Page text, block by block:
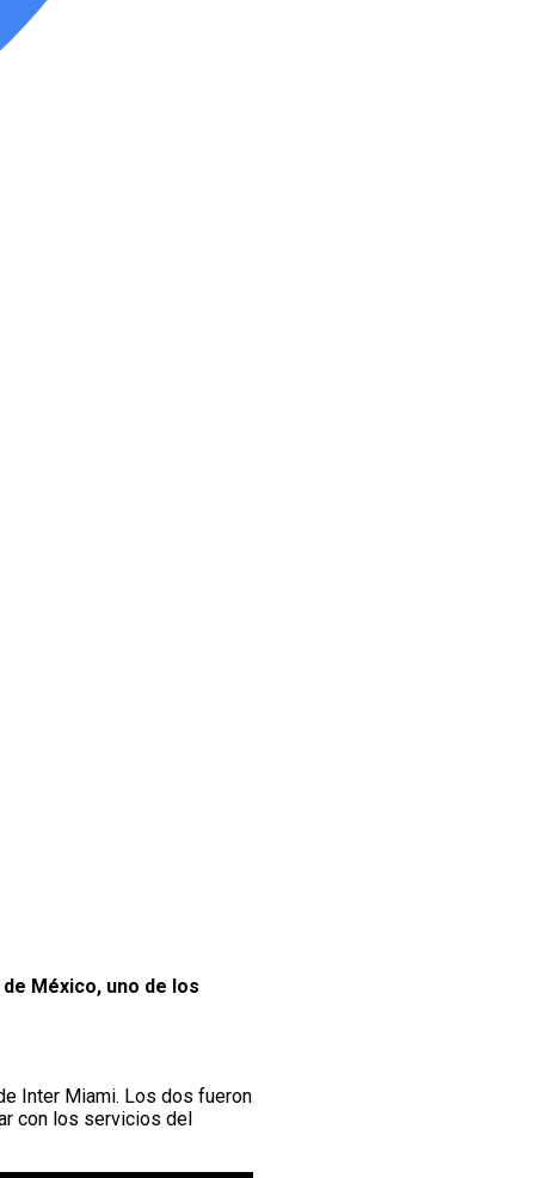
México, uno de los
Inter Miami. Los dos fueron
con los servicios del